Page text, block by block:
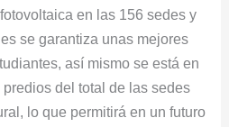
en las 156 sedes y
se garantiza unas mejores
así mismo se está en
del total de las sedes
lo que permitirá en un futuro